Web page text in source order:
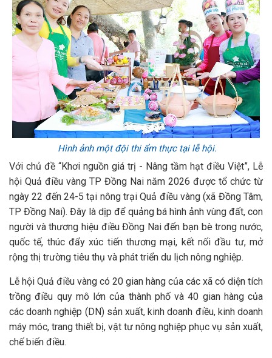
Hình ảnh một đội thi ẩm thực tại lễ hội.
Với chủ đề “Khơi nguồn giá trị - Nâng tầm hạt điều Việt”, Lễ
hội Quả điều vàng TP Đồng Nai năm 2026 được tổ chức từ
ngày 22 đến 24-5 tại nông trại Quả điều vàng (xã Đồng Tâm,
TP Đồng Nai). Đây là dịp để quảng bá hình ảnh vùng đất, con
người và thương hiệu điều Đồng Nai đến bạn bè trong nước,
quốc tế, thúc đẩy xúc tiến thương mại, kết nối đầu tư, mở
rộng thị trường tiêu thụ và phát triển du lịch nông nghiệp.
Lễ hội Quả điều vàng có 20 gian hàng của các xã có diện tích
trồng điều quy mô lớn của thành phố và 40 gian hàng của
các doanh nghiệp (DN) sản xuất, kinh doanh điều, kinh doanh
máy móc, trang thiết bị, vật tư nông nghiệp phục vụ sản xuất,
chế biến điều.